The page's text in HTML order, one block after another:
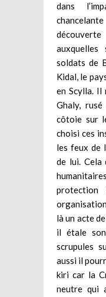
dans
soldats de
Kidal, le
en Scylla. Il
Ghaly,
côtoie sur
choisi ces
les feux de
de lui. Cela
protection
là un acte
il étale
scrupules
aussi il
kiri car la
neutre qui